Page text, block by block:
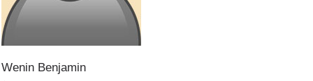
Wenin Benjamin